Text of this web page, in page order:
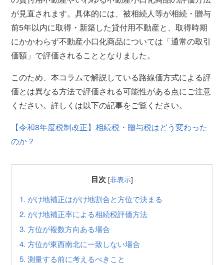
が見直されます。具体的には、被相続人等が相続・贈与
前5年以内に取得・新築した貸付用不動産と、取得時期
にかかわらず不動産小口化商品については「通常の取引
価額」で評価されることとなりました。
このため、本コラムで解説している路線価方式による評
価とは異なる方法で評価される可能性がある点にご注意
ください。詳しくは以下の記事をご覧ください。
【令和8年度税制改正】相続税・贈与税はどう変わった
のか？
目次 [非表示]
1. がけ地補正はがけ地割合と方位で決まる
2. がけ地補正率による相続税評価方法
3. 方位が複数方向ある場合
4. 方位が東西南北に一致しない場合
5. 測量する前に考えるべきこと